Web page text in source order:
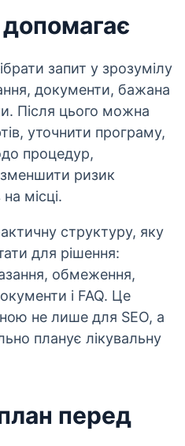
запит у зрозумілу
документи, бажана
Після цього можна
уточнити програму,
процедур,
зменшити ризик
місці.
структуру, яку
для рішення:
обмеження,
і FAQ. Це
не лише для SEO, а
планує лікувальну
перед